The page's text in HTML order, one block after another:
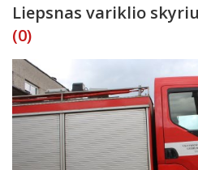
Liepsnas variklio
(0)